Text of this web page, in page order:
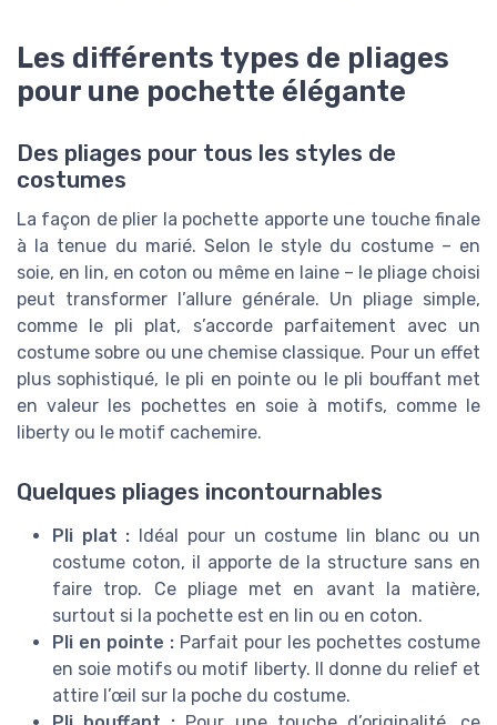
Les différents types de pliages
pour une pochette élégante
Des pliages pour tous les styles de
costumes
La façon de plier la pochette apporte une touche finale
à la tenue du marié. Selon le style du costume – en
soie, en lin, en coton ou même en laine – le pliage choisi
peut transformer l’allure générale. Un pliage simple,
comme le pli plat, s’accorde parfaitement avec un
costume sobre ou une chemise classique. Pour un effet
plus sophistiqué, le pli en pointe ou le pli bouffant met
en valeur les pochettes en soie à motifs, comme le
liberty ou le motif cachemire.
Quelques pliages incontournables
Pli plat : Idéal pour un costume lin blanc ou un
costume coton, il apporte de la structure sans en
faire trop. Ce pliage met en avant la matière,
surtout si la pochette est en lin ou en coton.
Pli en pointe : Parfait pour les pochettes costume
en soie motifs ou motif liberty. Il donne du relief et
attire l’œil sur la poche du costume.